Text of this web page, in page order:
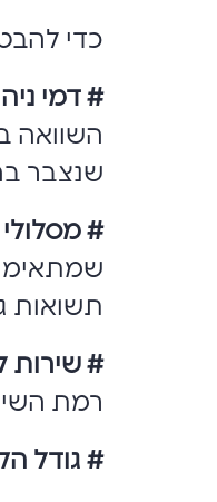
כדי
# דמי
שנצבר
#
תשואות
# שירות
רמת
# גודל